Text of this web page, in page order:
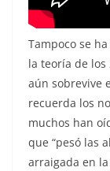
Tampoco se
la teoría de los
aún sobrevive
recuerda los
muchos han
que “pesó las
arraigada en